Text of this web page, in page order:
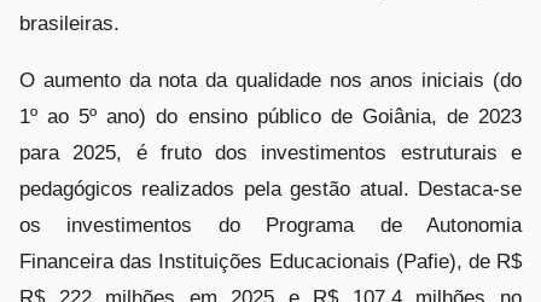
brasileiras.
O aumento da nota da qualidade nos anos iniciais (do
1º ao 5º ano) do ensino público de Goiânia, de 2023
para 2025, é fruto dos investimentos estruturais e
pedagógicos realizados pela gestão atual. Destaca-se
os investimentos do Programa de Autonomia
Financeira das Instituições Educacionais (Pafie), de R$